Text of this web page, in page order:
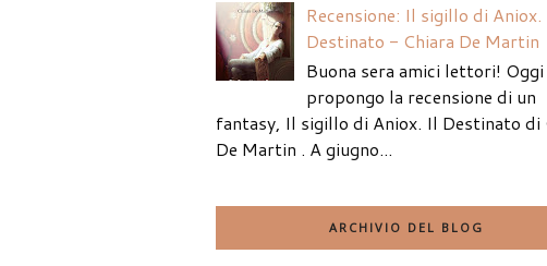
Recensione: Il sigillo di
Destinato - Chiara De Martin
Buona sera amici lettori!
propongo la recensione di un
fantasy, Il sigillo di Aniox. Il Destinato di
De Martin . A giugno...
ARCHIVIO DEL BLOG